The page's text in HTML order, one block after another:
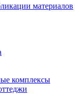
материалов
комплексы